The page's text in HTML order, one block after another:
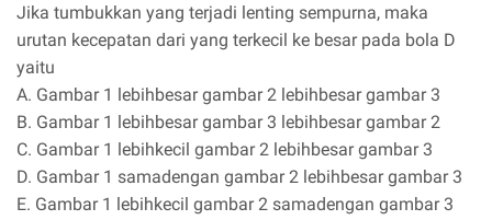
Jika tumbukkan yang terjadi lenting sempurna, maka
urutan kecepatan dari yang terkecil ke besar pada bola D
yaitu
A. Gambar 1 lebihbesar gambar 2 lebihbesar gambar 3
B. Gambar 1 lebihbesar gambar 3 lebihbesar gambar 2
C. Gambar 1 lebihkecil gambar 2 lebihbesar gambar 3
D. Gambar 1 samadengan gambar 2 lebihbesar gambar 3
E. Gambar 1 lebihkecil gambar 2 samadengan gambar 3